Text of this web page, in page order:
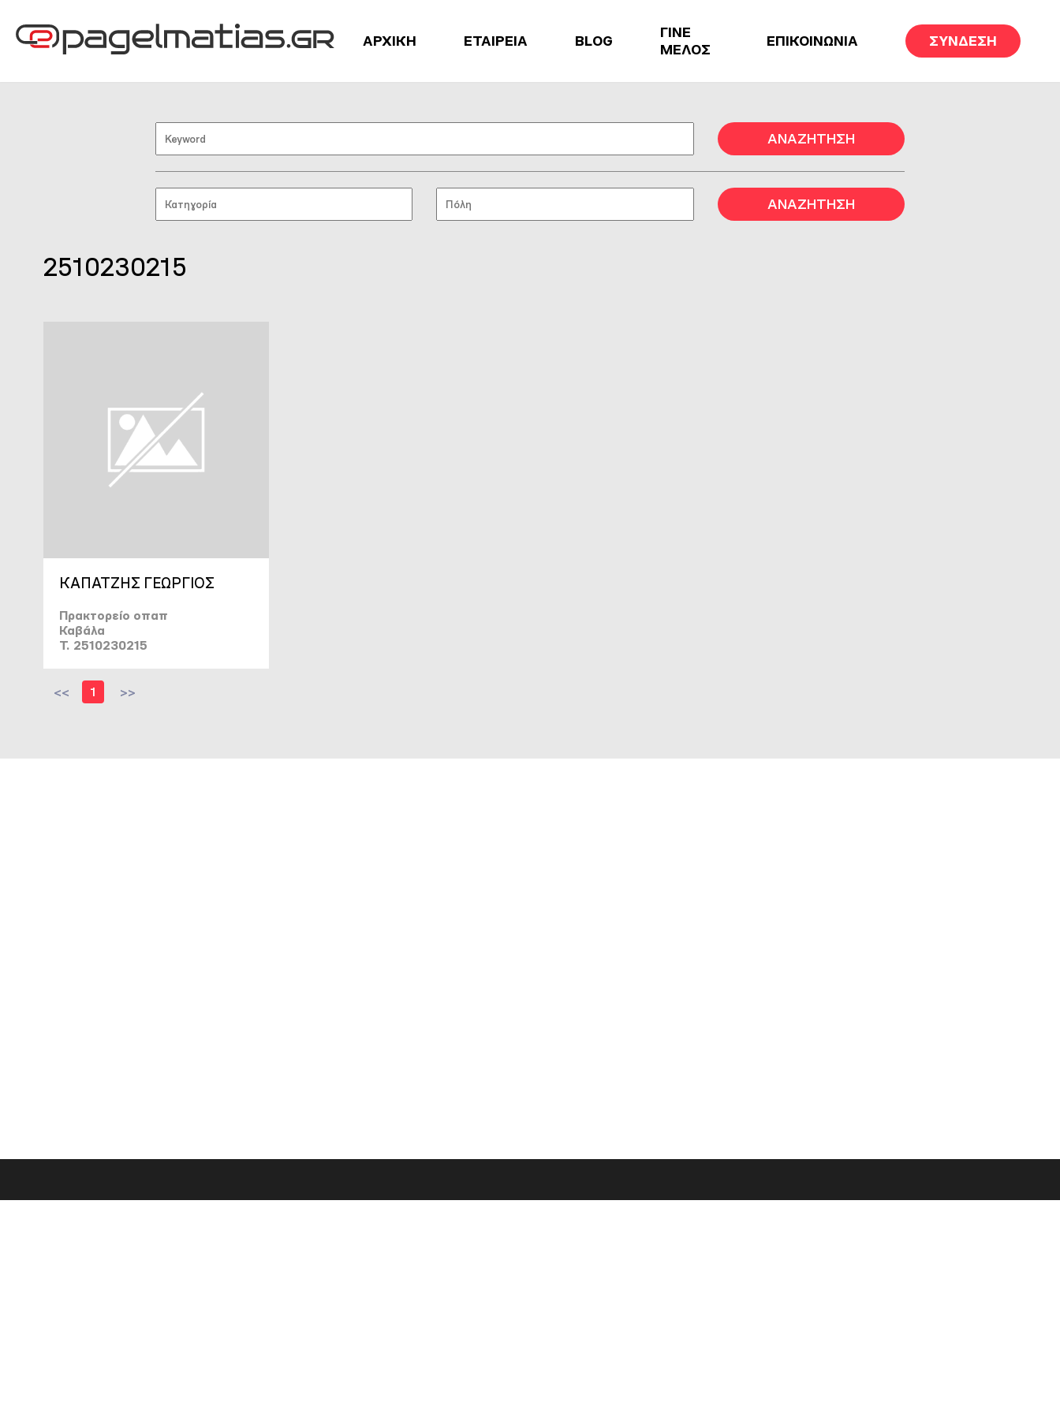
ΑΡΧΙΚΗ ΕΤΑΙΡΕΙΑ BLOG
ΓΙΝΕ
ΜΕΛΟΣ
ΕΠΙΚΟΙΝΩΝΙΑ ΣΥΝΔΕΣΗ
2510230215
ΚΑΠΑΤΖΗΣ ΓΕΩΡΓΙΟΣ
Πρακτορείο οπαπ
Καβάλα
T. 2510230215
<< 1 >>